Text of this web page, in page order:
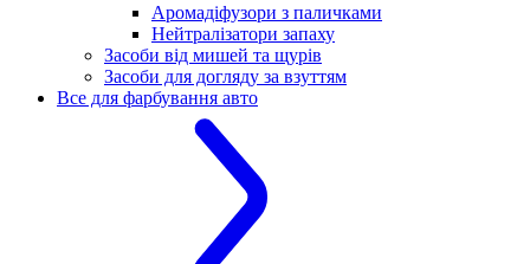
Аромадіфузори з паличками
Нейтралізатори запаху
Засоби від мишей та щурів
Засоби для догляду за взуттям
Все для фарбування авто